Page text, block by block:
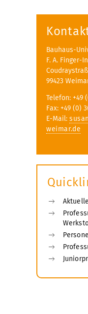
Bauhaus-
F. A. Finger-
99423
Telefon: +49
Fax: +49 (0)
E-Mail:
weimar.de